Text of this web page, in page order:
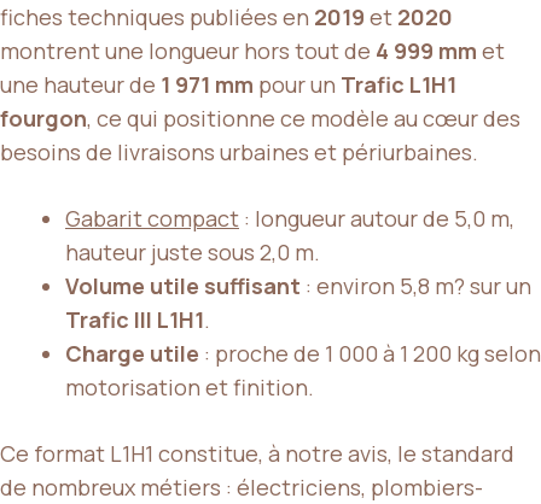
fiches techniques publiées en 2019 et 2020
montrent une longueur hors tout de 4 999 mm et
une hauteur de 1 971 mm pour un Trafic L1H1
fourgon, ce qui positionne ce modèle au cœur des
besoins de livraisons urbaines et périurbaines.
Gabarit compact : longueur autour de 5,0 m,
hauteur juste sous 2,0 m.
Volume utile suffisant : environ 5,8 m? sur un
Trafic III L1H1.
Charge utile : proche de 1 000 à 1 200 kg selon
motorisation et finition.
Ce format L1H1 constitue, à notre avis, le standard
de nombreux métiers : électriciens, plombiers-